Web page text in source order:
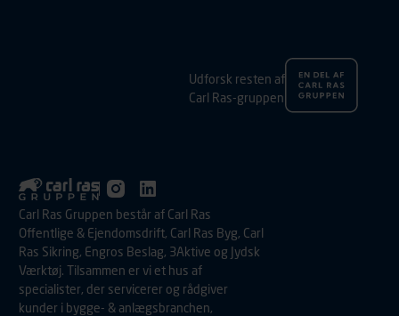
Udforsk resten af
Carl Ras-gruppen
Carl Ras Gruppen består af Carl Ras
Offentlige & Ejendomsdrift, Carl Ras Byg, Carl
Ras Sikring, Engros Beslag, 3Aktive og Jydsk
Værktøj. Tilsammen er vi et hus af
specialister, der servicerer og rådgiver
kunder i bygge- & anlægsbranchen,